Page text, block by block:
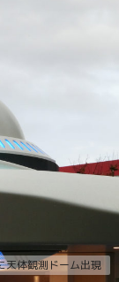
日
島
今
進
見込
まし
たコ
天体観測ドーム出現